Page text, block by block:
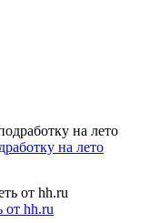
на лето
от hh.ru